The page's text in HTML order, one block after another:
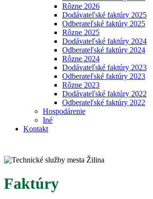
Rôzne 2026
Dodávateľské faktúry 2025
Odberateľské faktúry 2025
Rôzne 2025
Dodávateľské faktúry 2024
Odberateľské faktúry 2024
Rôzne 2024
Dodávateľské faktúry 2023
Odberateľské faktúry 2023
Rôzne 2023
Dodávateľské faktúry 2022
Odberateľské faktúry 2022
Hospodárenie
Iné
Kontakt
Faktúry